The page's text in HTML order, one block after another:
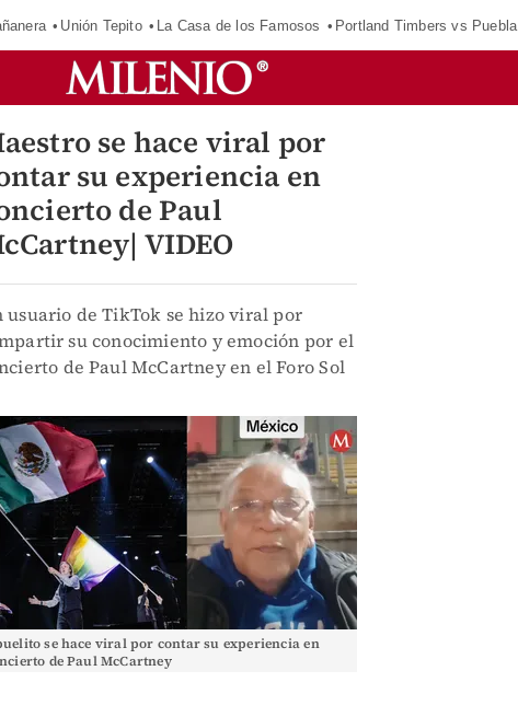
Unión Tepito La Casa de los Famosos Portland Timbers vs Puebla
se hace viral por
su experiencia en
de Paul
VIDEO
usuario de TikTok se hizo viral por
su conocimiento y emoción por el
de Paul McCartney en el Foro Sol
se hace viral por contar su experiencia en
de Paul McCartney